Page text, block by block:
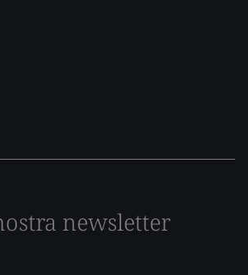
newsletter